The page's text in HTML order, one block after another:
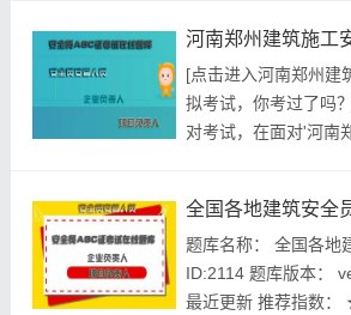
建筑安全员模拟考试
[点击进入河南郑州建
拟考试，你考过了吗
对考试，在面对'河南
明眼的跛子肩上。我
体会这句话。我们希
这句话。这样看来，
水滋润了种子，汗水
全国各地建筑安全
题库名称： 全国各地
ID:2114 题库版本：
最近更新 推荐指数